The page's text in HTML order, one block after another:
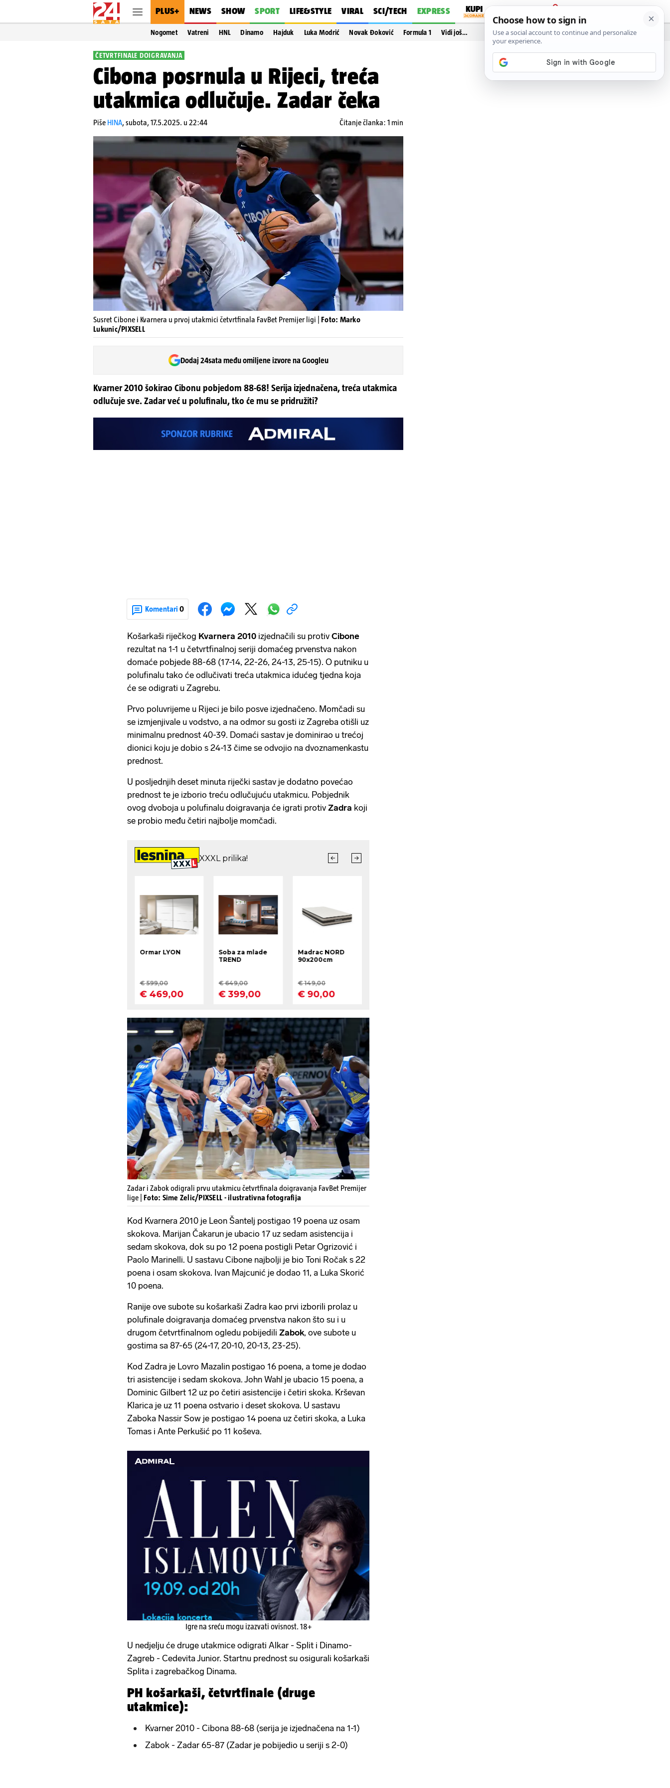
PLUS+ NEWS SHOW SPORT LIFE&STYLE VIRAL SCI/TECH EXPRESS
PRIJAVA
Nogomet Vatreni HNL Dinamo Hajduk Luka Modrić Novak Đoković Formula 1 Vidi još…
ČETVRTFINALE DOIGRAVANJA
Cibona posrnula u Rijeci, treća
utakmica odlučuje. Zadar čeka
Piše HINA,subota, 17.5.2025. u 22:44 Čitanje članka: 1 min
Susret Cibone i Kvarnera u prvoj utakmici četvrtfinala FavBet Premijer ligi | Foto: Marko
Lukunic/PIXSELL
Dodaj 24sata među omiljene izvore na Googleu
Kvarner 2010 šokirao Cibonu pobjedom 88-68! Serija izjednačena, treća utakmica
odlučuje sve. Zadar već u polufinalu, tko će mu se pridružiti?
Komentari 0
Košarkaši riječkog Kvarnera 2010 izjednačili su protiv Cibone
rezultat na 1-1 u četvrtfinalnoj seriji domaćeg prvenstva nakon
domaće pobjede 88-68 (17-14, 22-26, 24-13, 25-15). O putniku u
polufinalu tako će odlučivati treća utakmica idućeg tjedna koja
će se odigrati u Zagrebu.
Prvo poluvrijeme u Rijeci je bilo posve izjednačeno. Momčadi su
se izmjenjivale u vodstvo, a na odmor su gosti iz Zagreba otišli uz
minimalnu prednost 40-39. Domaći sastav je dominirao u trećoj
dionici koju je dobio s 24-13 čime se odvojio na dvoznamenkastu
prednost.
U posljednjih deset minuta riječki sastav je dodatno povećao
prednost te je izborio treću odlučujuću utakmicu. Pobjednik
ovog dvoboja u polufinalu doigravanja će igrati protiv Zadra koji
se probio među četiri najbolje momčadi.
Zadar i Zabok odigrali prvu utakmicu četvrtfinala doigravanja FavBet Premijer
lige | Foto: Sime Zelic/PIXSELL - ilustrativna fotografija
Kod Kvarnera 2010 je Leon Šantelj postigao 19 poena uz osam
skokova. Marijan Čakarun je ubacio 17 uz sedam asistencija i
sedam skokova, dok su po 12 poena postigli Petar Ogrizović i
Paolo Marinelli. U sastavu Cibone najbolji je bio Toni Ročak s 22
poena i osam skokova. Ivan Majcunić je dodao 11, a Luka Skorić
10 poena.
Ranije ove subote su košarkaši Zadra kao prvi izborili prolaz u
polufinale doigravanja domaćeg prvenstva nakon što su i u
drugom četvrtfinalnom ogledu pobijedili Zabok, ove subote u
gostima sa 87-65 (24-17, 20-10, 20-13, 23-25).
Kod Zadra je Lovro Mazalin postigao 16 poena, a tome je dodao
tri asistencije i sedam skokova. John Wahl je ubacio 15 poena, a
Dominic Gilbert 12 uz po četiri asistencije i četiri skoka. Krševan
Klarica je uz 11 poena ostvario i deset skokova. U sastavu
Zaboka Nassir Sow je postigao 14 poena uz četiri skoka, a Luka
Tomas i Ante Perkušić po 11 koševa.
Igre na sreću mogu izazvati ovisnost. 18+
U nedjelju će druge utakmice odigrati Alkar - Split i Dinamo-
Zagreb - Cedevita Junior. Startnu prednost su osigurali košarkaši
Splita i zagrebačkog Dinama.
PH košarkaši, četvrtfinale (druge
utakmice):
Kvarner 2010 - Cibona 88-68 (serija je izjednačena na 1-1)
Zabok - Zadar 65-87 (Zadar je pobijedio u seriji s 2-0)